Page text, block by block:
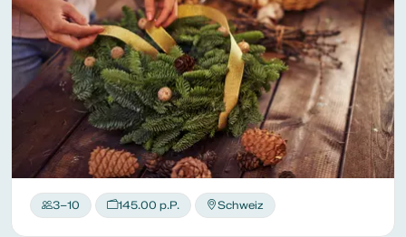
3–10 145.00 p.P. Schweiz